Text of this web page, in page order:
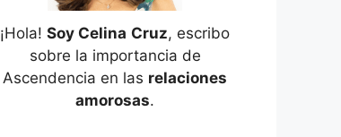
¡Hola! Soy Celina Cruz, escribo
sobre la importancia de
Ascendencia en las relaciones
amorosas.